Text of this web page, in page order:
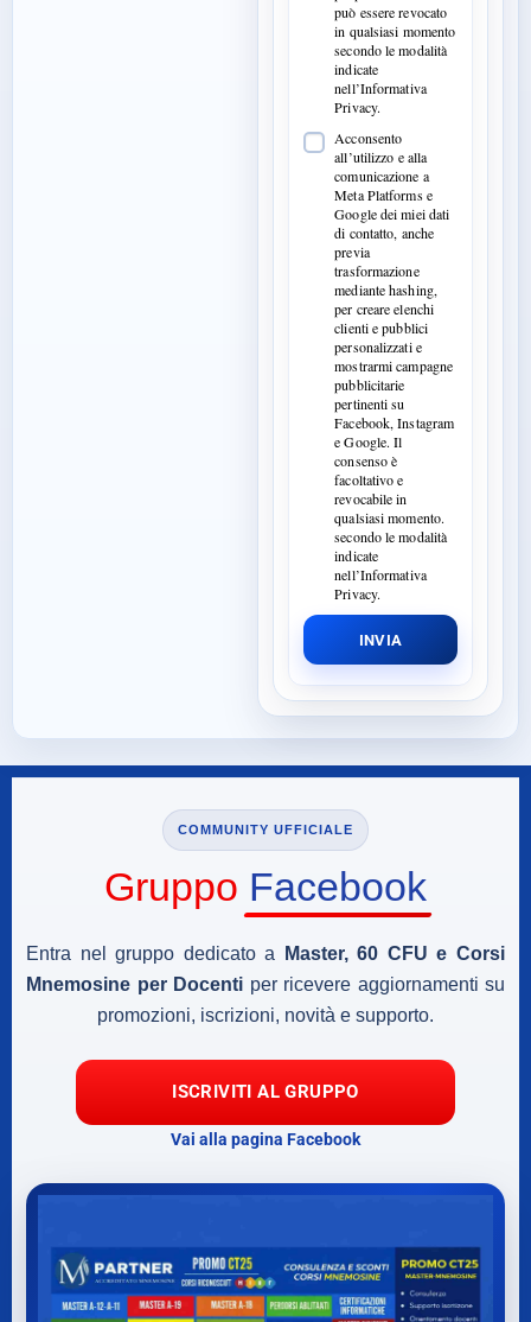
può essere revocato
in qualsiasi momento
secondo le modalità
indicate
nell’Informativa
Privacy.
Acconsento
all’utilizzo e alla
comunicazione a
Meta Platforms e
Google dei miei dati
di contatto, anche
previa
trasformazione
mediante hashing,
per creare elenchi
clienti e pubblici
personalizzati e
mostrarmi campagne
pubblicitarie
pertinenti su
Facebook, Instagram
e Google. Il
consenso è
facoltativo e
revocabile in
qualsiasi momento.
secondo le modalità
indicate
nell’Informativa
Privacy.
INVIA
COMMUNITY UFFICIALE
Gruppo Facebook
Entra nel gruppo dedicato a
Master, 60 CFU e Corsi
Mnemosine per Docenti per ricevere aggiornamenti su
promozioni, iscrizioni, novità e supporto.
ISCRIVITI AL GRUPPO
Vai alla pagina Facebook